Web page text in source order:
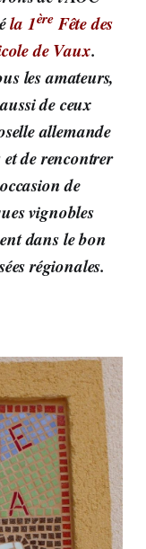
la 1èreFête des
de Vaux.
les amateurs,
de ceux
allemande
et de rencontrer
de
vignobles
dans le bon
régionales.